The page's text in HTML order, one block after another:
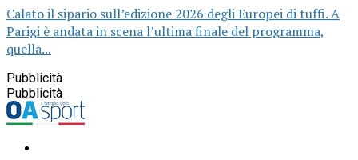
Calato il sipario sull’edizione 2026 degli Europei di tuffi. A
Parigi è andata in scena l’ultima finale del programma,
quella...
Pubblicità
Pubblicità